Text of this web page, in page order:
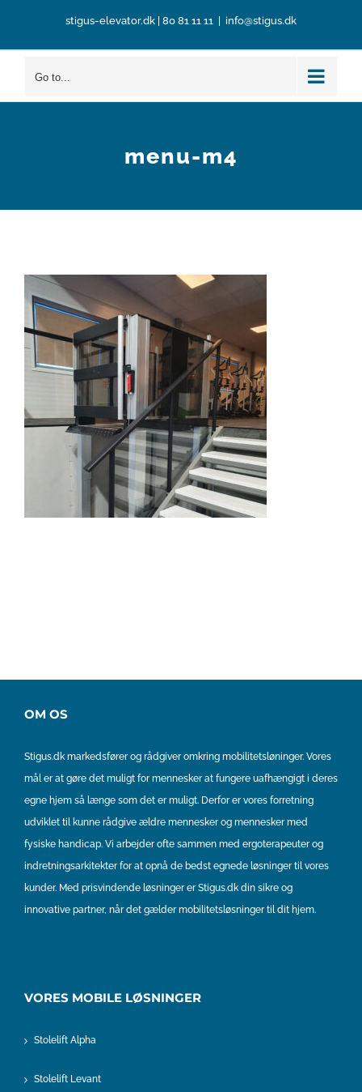
content
stigus-elevator.dk 80 81 11 11 info@stigus.dk
Go to...
menu-m4
OM OS
Stigus.dk markedsfører og rådgiver omkring mobilitetsløninger. Vores
mål er at gøre det muligt for mennesker at fungere uafhængigt i deres
egne hjem så længe som det er muligt. Derfor er vores forretning
udviklet til kunne rådgive ældre mennesker og mennesker med
fysiske handicap. Vi arbejder ofte sammen med ergoterapeuter og
indretningsarkitekter for at opnå de bedst egnede løsninger til vores
kunder. Med prisvindende løsninger er Stigus.dk din sikre og
innovative partner, når det gælder mobilitetsløsninger til dit hjem.
VORES MOBILE LØSNINGER
Stolelift Alpha
Stolelift Levant